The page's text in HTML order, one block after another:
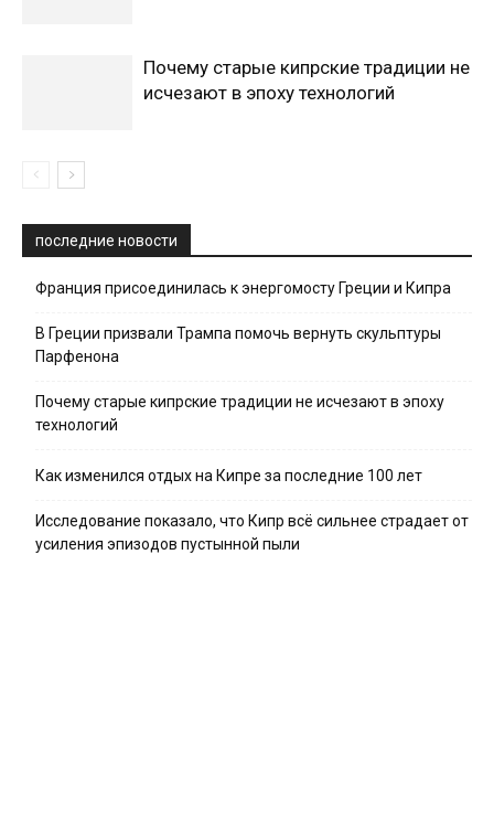
Почему старые кипрские традиции не
исчезают в эпоху технологий
последние новости
Франция присоединилась к энергомосту Греции и Кипра
В Греции призвали Трампа помочь вернуть скульптуры
Парфенона
Почему старые кипрские традиции не исчезают в эпоху
технологий
Как изменился отдых на Кипре за последние 100 лет
Исследование показало, что Кипр всё сильнее страдает от
усиления эпизодов пустынной пыли